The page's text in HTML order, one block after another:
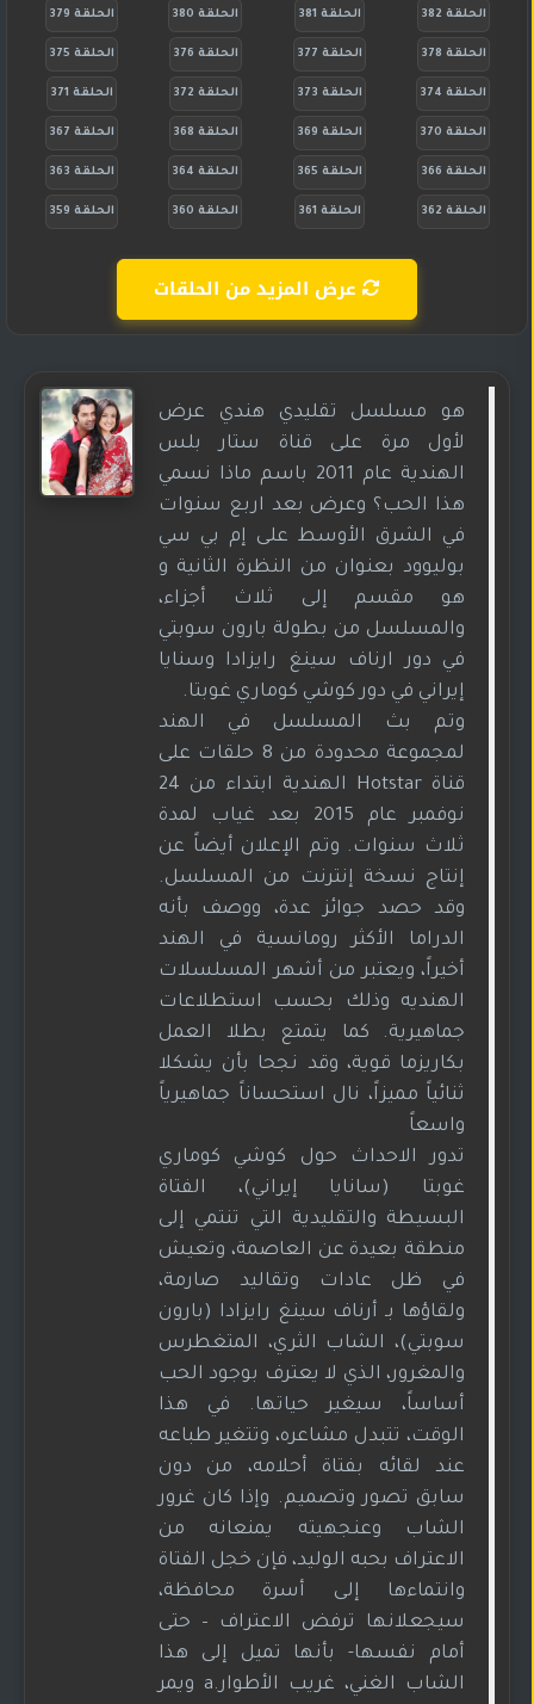
الحلقة 382 الحلقة 381 الحلقة 380 الحلقة 379
الحلقة 378 الحلقة 377 الحلقة 376 الحلقة 375
الحلقة 374 الحلقة 373 الحلقة 372 الحلقة 371
الحلقة 370 الحلقة 369 الحلقة 368 الحلقة 367
الحلقة 366 الحلقة 365 الحلقة 364 الحلقة 363
الحلقة 362 الحلقة 361 الحلقة 360 الحلقة 359
عرض المزيد من الحلقات
هو مسلسل تقليدي هندي عرض
لأول مرة على قناة ستار بلس
الهندية عام 2011 باسم ماذا نسمي
هذا الحب؟ وعرض بعد اربع سنوات
في الشرق الأوسط على إم بي سي
بوليوود بعنوان من النظرة الثانية و
هو مقسم إلى ثلاث أجزاء،
والمسلسل من بطولة بارون سوبتي
في دور ارناف سينغ رايزادا وسنايا
إيراني في دور كوشي كوماري غوبتا.
وتم بث المسلسل في الهند
لمجموعة محدودة من 8 حلقات على
قناة Hotstar الهندية ابتداء من 24
نوفمبر عام 2015 بعد غياب لمدة
ثلاث سنوات. وتم الإعلان أيضاً عن
إنتاج نسخة إنترنت من المسلسل.
وقد حصد جوائز عدة، ووصف بأنه
الدراما الأكثر رومانسية في الهند
أخيراً، ويعتبر من أشهر المسلسلات
الهنديه وذلك بحسب استطلاعات
جماهيرية. كما يتمتع بطلا العمل
بكاريزما قوية، وقد نجحا بأن يشكلا
ثنائياً مميزاً، نال استحساناً جماهيرياً
واسعاً
تدور الاحداث حول كوشي كوماري
غوبتا (سانايا إيراني)، الفتاة
البسيطة والتقليدية التي تنتمي إلى
منطقة بعيدة عن العاصمة، وتعيش
في ظل عادات وتقاليد صارمة،
ولقاؤها بـ أرناف سينغ رايزادا (بارون
سوبتي)، الشاب الثري، المتغطرس
والمغرور، الذي لا يعترف بوجود الحب
أساساً، سيغير حياتها. في هذا
الوقت، تتبدل مشاعره، وتتغير طباعه
عند لقائه بفتاة أحلامه، من دون
سابق تصور وتصميم. وإذا كان غرور
الشاب وعنجهيته يمنعانه من
الاعتراف بحبه الوليد، فإن خجل الفتاة
وانتماءها إلى أسرة محافظة،
سيجعلانها ترفض الاعتراف – حتى
أمام نفسها- بأنها تميل إلى هذا
الشاب الغني، غريب الأطوار.a ويمر